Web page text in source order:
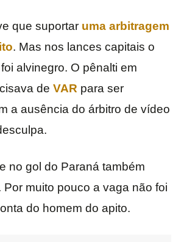
que suportar uma arbitragem
. Mas nos lances capitais o
alvinegro. O pênalti em
de VAR para ser
a ausência do árbitro de vídeo
no gol do Paraná também
Por muito pouco a vaga não foi
do homem do apito.